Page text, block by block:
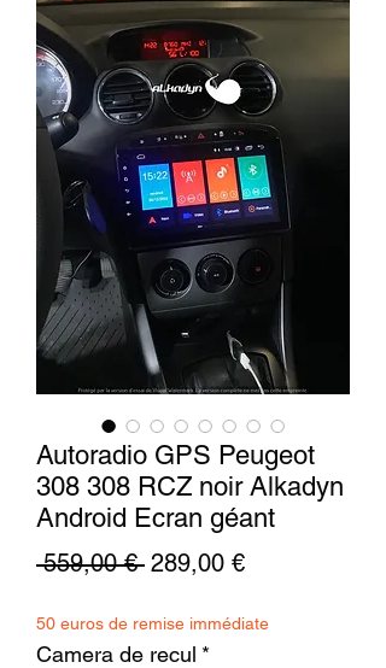
Autoradio GPS Peugeot
308 308 RCZ noir Alkadyn
Android Ecran géant
559,00 € Prezzo
289,00 €Prezzo
50 euros de remise immédiate
Camera de recul *